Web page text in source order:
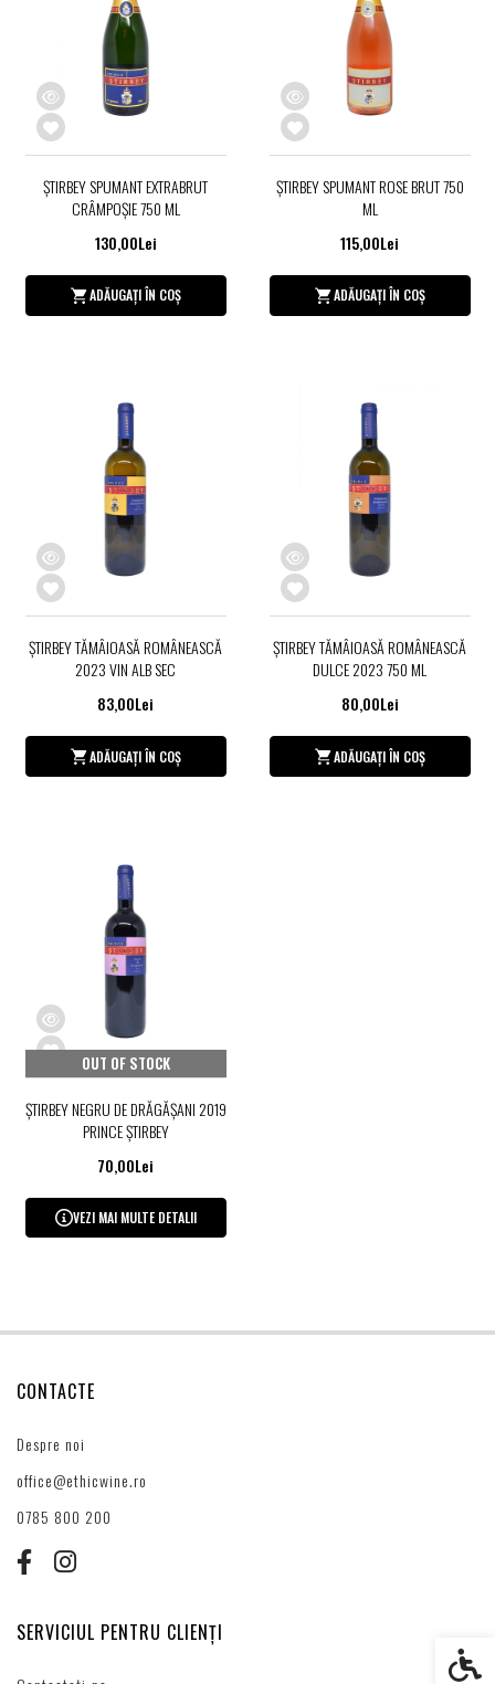
ŞTIRBEY SPUMANT EXTRABRUT
CRÂMPOŞIE 750 ML
130,00Lei
ADĂUGAȚI ÎN COȘ
ŞTIRBEY SPUMANT ROSE BRUT 750
ML
115,00Lei
ADĂUGAȚI ÎN COȘ
ȘTIRBEY TĂMÂIOASĂ ROMÂNEASCĂ
2023 VIN ALB SEC
83,00Lei
ADĂUGAȚI ÎN COȘ
ȘTIRBEY TĂMÂIOASĂ ROMÂNEASCĂ
DULCE 2023 750 ML
80,00Lei
ADĂUGAȚI ÎN COȘ
OUT OF STOCK
ŞTIRBEY NEGRU DE DRĂGĂŞANI 2019
PRINCE ŞTIRBEY
70,00Lei
VEZI MAI MULTE DETALII
CONTACTE
Despre noi
office@ethicwine.ro
0785 800 200
SERVICIUL PENTRU CLIENȚI
Setări